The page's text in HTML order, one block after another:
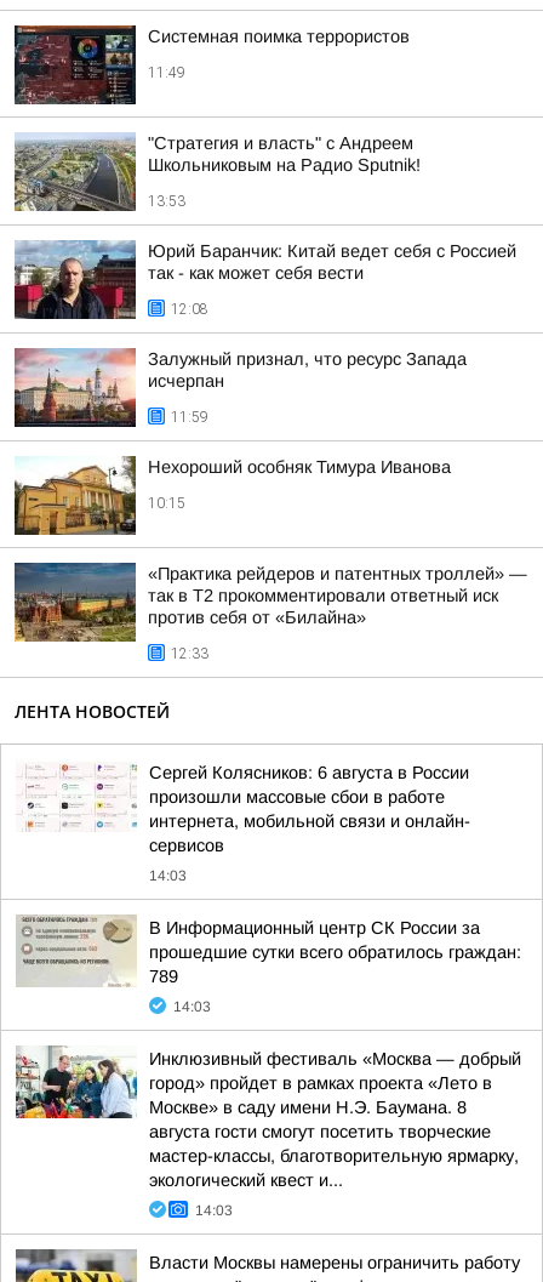
Системная поимка террористов
11:49
"Стратегия и власть" с Андреем
Школьниковым на Радио Sputnik!
13:53
Юрий Баранчик: Китай ведет себя с Россией
так - как может себя вести
12:08
Залужный признал, что ресурс Запада
исчерпан
11:59
Нехороший особняк Тимура Иванова
10:15
«Практика рейдеров и патентных троллей» —
так в Т2 прокомментировали ответный иск
против себя от «Билайна»
12:33
ЛЕНТА НОВОСТЕЙ
Сергей Колясников: 6 августа в России
произошли массовые сбои в работе
интернета, мобильной связи и онлайн-
сервисов
14:03
В Информационный центр СК России за
прошедшие сутки всего обратилось граждан:
789
14:03
Инклюзивный фестиваль «Москва — добрый
город» пройдет в рамках проекта «Лето в
Москве» в саду имени Н.Э. Баумана. 8
августа гости смогут посетить творческие
мастер-классы, благотворительную ярмарку,
экологический квест и...
14:03
Власти Москвы намерены ограничить работу